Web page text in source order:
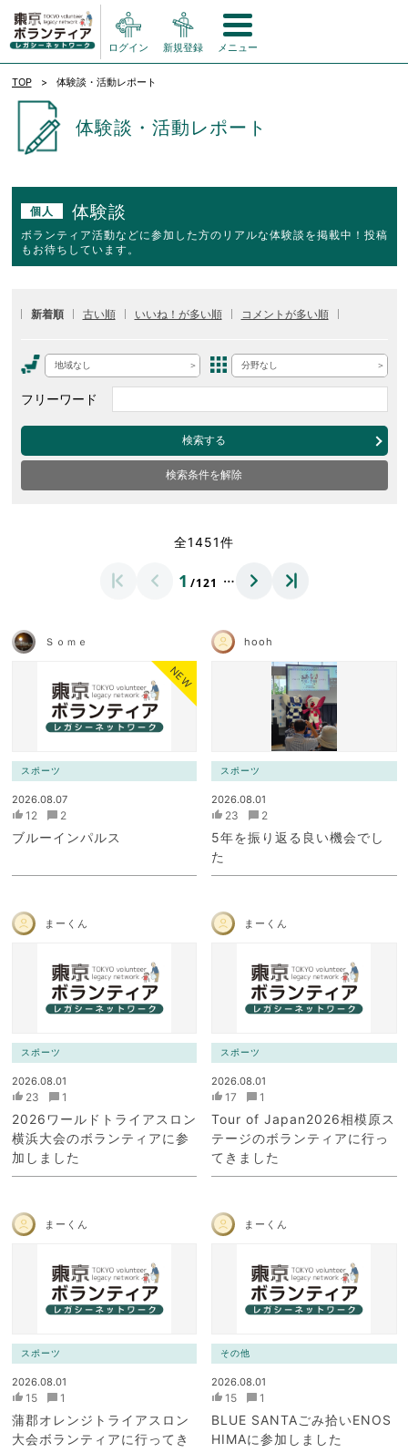
ログイン 新規登録 メニュー
TOP 体験談・活動レポート
体験談・活動レポート
個人 体験談
ボランティア活動などに参加した方のリアルな体験談を掲載中！投稿
もお待ちしています。
新着順 古い順 いいね！が多い順 コメントが多い順
地域なし 分野なし
フリーワード
検索する
検索条件を解除
全1451件
1 /121 …
Ｓｏｍｅ
NEW
スポーツ
2026.08.07
12 2
ブルーインパルス
hooh
スポーツ
2026.08.01
23 2
5年を振り返る良い機会でし
た
まーくん
スポーツ
2026.08.01
23 1
2026ワールドトライアスロン
横浜大会のボランティアに参
加しました
まーくん
スポーツ
2026.08.01
17 1
Tour of Japan2026相模原ス
テージのボランティアに行っ
てきました
まーくん
スポーツ
2026.08.01
15 1
蒲郡オレンジトライアスロン
大会ボランティアに行ってき
まーくん
その他
2026.08.01
15 1
BLUE SANTAごみ拾いENOS
HIMAに参加しました